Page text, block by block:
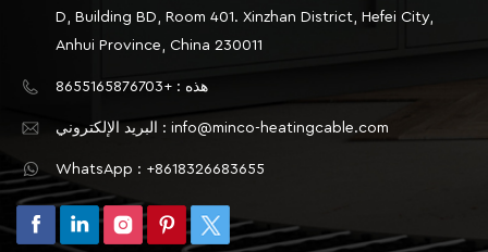
D, Building BD, Room 401. Xinzhan District, Hefei City,
Anhui Province, China 230011
هذه : +8655165876703
البريد الإلكتروني : info@minco-heatingcable.com
WhatsApp : +8618326683655